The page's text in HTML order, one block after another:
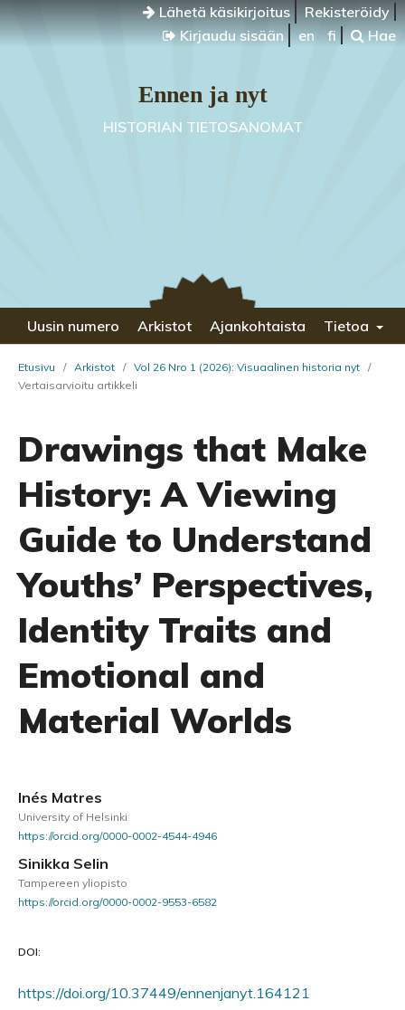
Lähetä käsikirjoitus
Rekisteröidy
Kirjaudu sisään
en fi Hae
Ennen ja nyt
HISTORIAN TIETOSANOMAT
Uusin numero Arkistot Ajankohtaista Tietoa
Etusivu / Arkistot / Vol 26 Nro 1 (2026): Visuaalinen historia nyt /
Vertaisarvioitu artikkeli
Drawings that Make
History: A Viewing
Guide to Understand
Youths’ Perspectives,
Identity Traits and
Emotional and
Material Worlds
Inés Matres
University of Helsinki
https://orcid.org/0000-0002-4544-4946
Sinikka Selin
Tampereen yliopisto
https://orcid.org/0000-0002-9553-6582
DOI:
https://doi.org/10.37449/ennenjanyt.164121